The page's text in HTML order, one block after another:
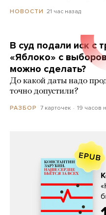
НОВОСТИ 21 час назад
В суд подали иск с
«Яблоко» с
можно сделать?
До какой даты надо
точно допустили?
РАЗБОР 7 карточек 19 часов